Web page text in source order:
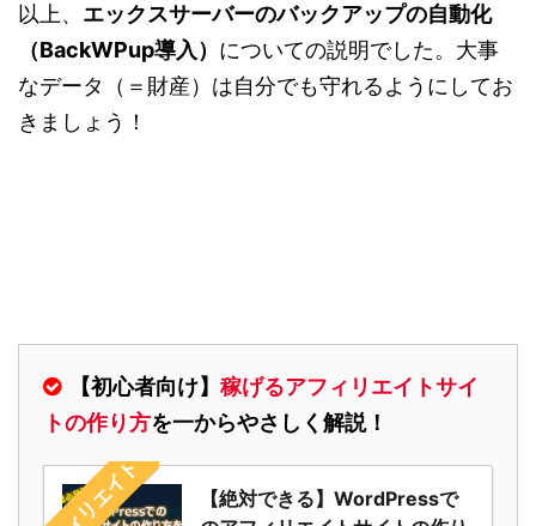
以上、 エックスサーバーのバックアップの自動化
（BackWPup導入） についての説明でした。大事
なデータ（＝財産）は自分でも守れるようにしてお
きましょう！
【初心者向け】 稼げるアフィリエイトサイ
トの作り方を一からやさしく解説！
【絶対できる】WordPressで